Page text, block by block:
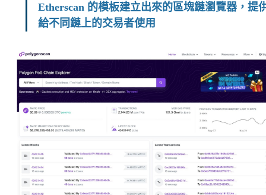
Etherscan 的模板建立出來的區塊鏈瀏覽器，提
給不同鏈上的交易者使用